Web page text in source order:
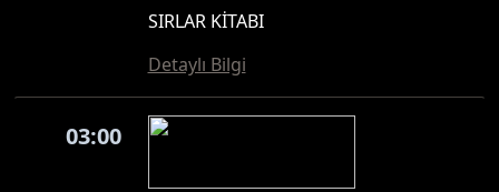
SIRLAR KİTABI
Detaylı Bilgi
03:00